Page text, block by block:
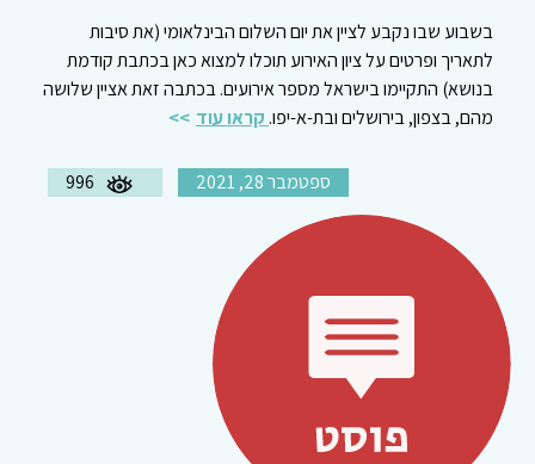
בשבוע שבו נקבע לציין את יום השלום הבינלאומי (את סיבות
לתאריך ופרטים על ציון האירוע תוכלו למצוא כאן בכתבת קודמת
בנושא) התקיימו בישראל מספר אירועים. בכתבה זאת אציין שלושה
מהם, בצפון, בירושלים ובת-א-יפו. קראו עוד
ספטמבר 28, 2021 996